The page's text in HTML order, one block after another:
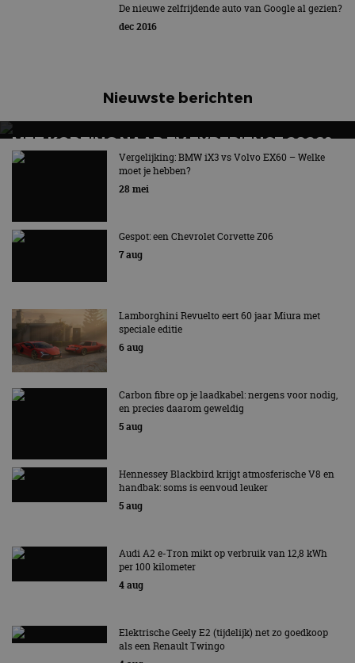
De nieuwe zelfrijdende auto van Google al gezien?
dec 2016
Nieuwste berichten
MET KORTING NAAR EV EXPERIENCE 2026?
AUTORAI REGELT HET!
EV Experience 2026 van 24 tot 26 september
Vergelijking: BMW iX3 vs Volvo EX60 – Welke
moet je hebben?
28 mei
Gespot: een Chevrolet Corvette Z06
7 aug
Lamborghini Revuelto eert 60 jaar Miura met
speciale editie
6 aug
Carbon fibre op je laadkabel: nergens voor nodig,
en precies daarom geweldig
5 aug
Hennessey Blackbird krijgt atmosferische V8 en
handbak: soms is eenvoud leuker
5 aug
Audi A2 e-Tron mikt op verbruik van 12,8 kWh
per 100 kilometer
4 aug
Elektrische Geely E2 (tijdelijk) net zo goedkoop
als een Renault Twingo